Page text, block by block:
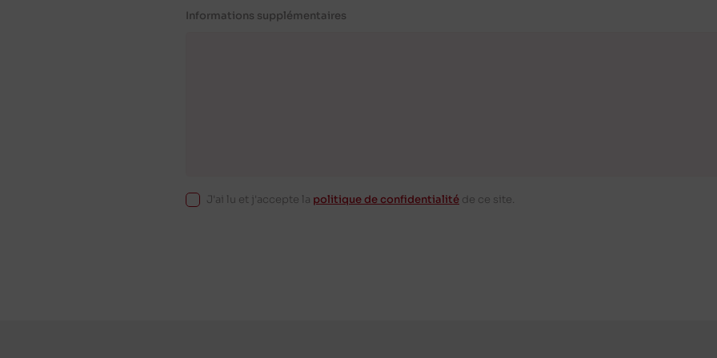
Informations supplémentaires
J'ai lu et j'accepte la politique de confidentialité de ce site.